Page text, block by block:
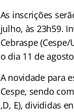
As inscrições
julho, às 23h59.
Cebraspe
o dia 11 de
A novidade para
Cespe, sendo
,D, E), divididas